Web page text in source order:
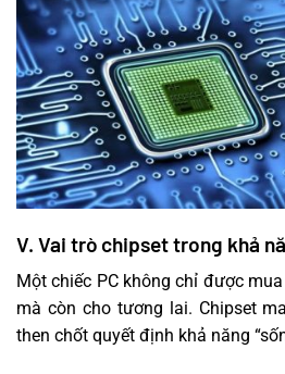
V. Vai trò chipset trong khả
Một chiếc PC không chỉ được
mà còn cho tương lai. Chipset
then chốt quyết định khả năng